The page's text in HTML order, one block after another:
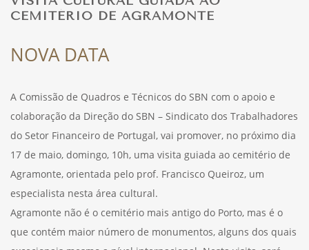
CEMITÉRIO DE AGRAMONTE
NOVA DATA
A Comissão de Quadros e Técnicos do SBN com o apoio e
colaboração da Direção do SBN – Sindicato dos Trabalhadores
do Setor Financeiro de Portugal, vai promover, no próximo dia
17 de maio, domingo, 10h, uma visita guiada ao cemitério de
Agramonte, orientada pelo prof. Francisco Queiroz, um
especialista nesta área cultural.
Agramonte não é o cemitério mais antigo do Porto, mas é o
que contém maior número de monumentos, alguns dos quais